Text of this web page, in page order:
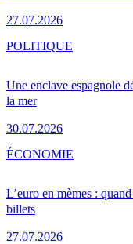
27.07.2026
Une enclave espagnole
la mer
30.07.2026
POLITIQUE
L’euro en mèmes :
billets
27.07.2026
ÉCONOMIE